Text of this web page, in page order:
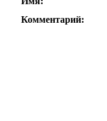
Комментарий: